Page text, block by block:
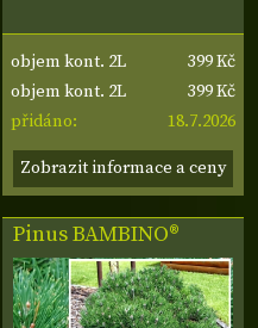
objem kont. 2L
399 Kč
objem kont. 2L
399 Kč
přidáno:
18.7.2026
Zobrazit informace a ceny
PinusBAMBINO®